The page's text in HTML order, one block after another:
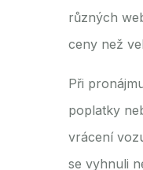
různých
ceny než
Při
poplatky
vrácení
se vyhnuli